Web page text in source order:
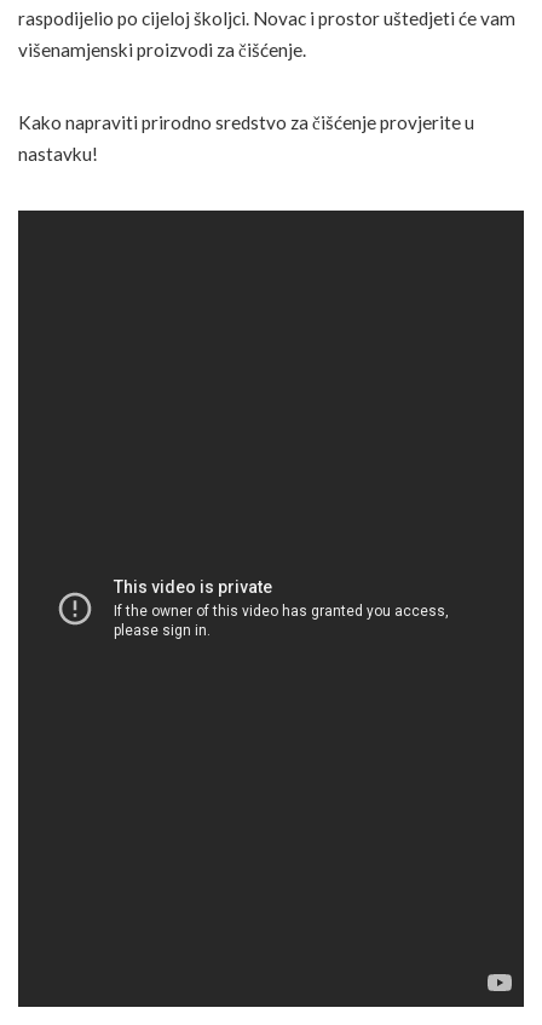
raspodijelio po cijeloj školjci. Novac i prostor uštedjeti će vam
višenamjenski proizvodi za čišćenje.
Kako napraviti prirodno sredstvo za čišćenje provjerite u
nastavku!